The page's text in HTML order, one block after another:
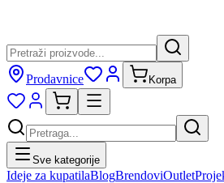
Prodavnice Korpa
Sve kategorije
Ideje za kupatilaBlogBrendoviOutlet